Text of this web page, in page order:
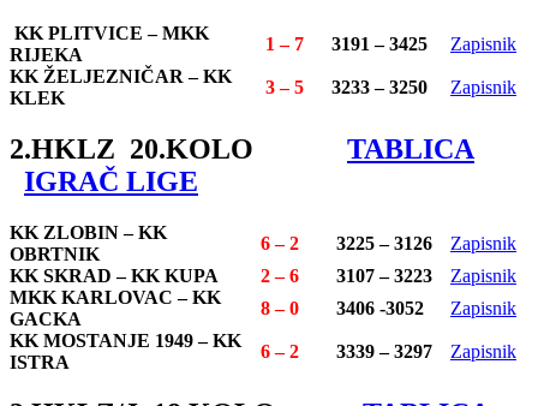
KK PLITVICE – MKK
RIJEKA
1 – 7 3191 – 3425
Zapisnik
KK ŽELJEZNIČAR – KK
KLEK
3 – 5 3233 – 3250 Zapisnik
2.HKLZ 20.KOLO TABLICA
IGRAČ LIGE
KK ZLOBIN – KK
OBRTNIK
6 – 2 3225 – 3126
Zapisnik
KK SKRAD – KK KUPA
2 – 6 3107 – 3223
Zapisnik
MKK KARLOVAC – KK
GACKA
8 – 0 3406 -3052
Zapisnik
KK MOSTANJE 1949 – KK
ISTRA
6 – 2 3339 – 3297 Zapisnik